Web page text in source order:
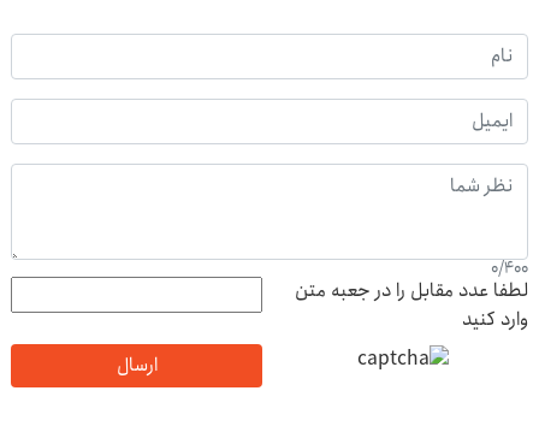
0/400
لطفا عدد مقابل را در جعبه متن
وارد کنید
ارسال